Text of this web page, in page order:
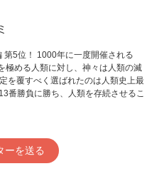
第5位！ 1000年に一度開催される
極める人類に対し、神々は人類の滅
を覆すべく選ばれたのは人類史上最
番勝負に勝ち、人類を存続させるこ
ーを送る